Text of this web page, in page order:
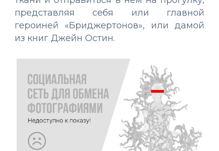
представляя себя или главной
героиней «Бриджертонов», или дамой
из книг Джейн Остин.